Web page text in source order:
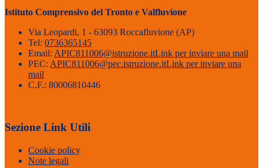
Istituto Comprensivo del Tronto e Valfluvione
Via Leopardi, 1 - 63093 Roccafluvione (AP)
Tel: 0736365145
Email: APIC811006@istruzione.itLink per inviare una mail
PEC: APIC811006@pec.istruzione.itLink per inviare una
mail
C.F.: 80006810446
Sezione Link Utili
Cookie policy
Note legali